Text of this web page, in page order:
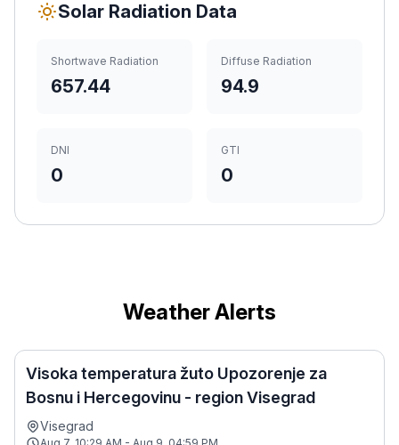
Solar Radiation Data
Shortwave Radiation
657.44
Diffuse Radiation
94.9
DNI
0
GTI
0
Weather Alerts
Visoka temperatura žuto Upozorenje za
Bosnu i Hercegovinu - region Visegrad
Visegrad